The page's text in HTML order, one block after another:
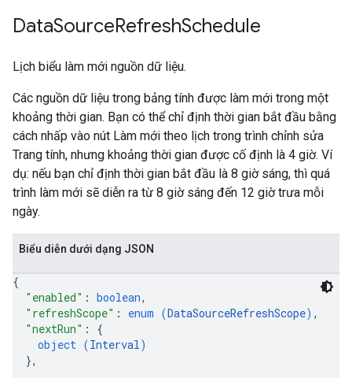
DataSourceRefreshSchedule
Lịch biểu làm mới nguồn dữ liệu.
Các nguồn dữ liệu trong bảng tính được làm mới trong một
khoảng thời gian. Bạn có thể chỉ định thời gian bắt đầu bằng
cách nhấp vào nút Làm mới theo lịch trong trình chỉnh sửa
Trang tính, nhưng khoảng thời gian được cố định là 4 giờ. Ví
dụ: nếu bạn chỉ định thời gian bắt đầu là 8 giờ sáng, thì quá
trình làm mới sẽ diễn ra từ 8 giờ sáng đến 12 giờ trưa mỗi
ngày.
Biểu diễn dưới dạng JSON
{
"enabled" : boolean,
"refreshScope" : enum (DataSourceRefreshScope) ,
"nextRun" : {
object (Interval)
},